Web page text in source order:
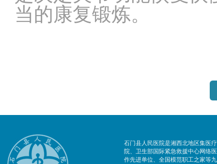
当的康复锻炼。
石门县人民医院是湘西北地区集医
院、卫生部国际紧急救援中心网络
作先进单位、全国模范职工之家等